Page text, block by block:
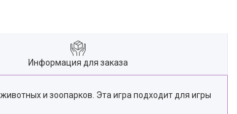
Информация для заказа
и зоопарков. Эта игра подходит для игры